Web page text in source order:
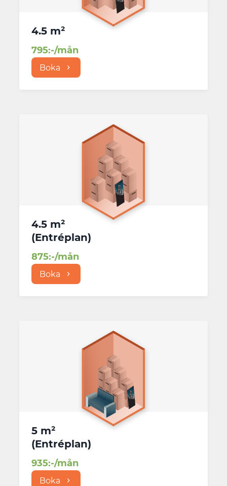
4.5 m²
795:-/mån
Boka
4.5 m²
(Entréplan)
875:-/mån
Boka
5 m²
(Entréplan)
935:-/mån
Boka